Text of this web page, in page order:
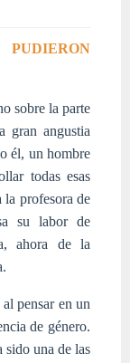
sobre la parte
gran angustia
él, un hombre
todas esas
la profesora de
su labor de
ahora de la
pensar en un
de género.
sido una de las